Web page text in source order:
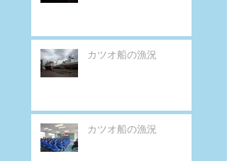
カツオ船の漁況
カツオ船の漁況